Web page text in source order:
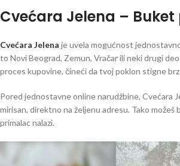
Cvećara Jelena –
Cvećara Jelena je uvela mogućnost
to Novi Beograd, Zemun, Vračar ili neki drugi
proces kupovine, čineći da tvoj poklon stigne
Pored jednostavne online narudžbine, Cvećara
mirisan, direktno na željenu adresu. Tako
primalac nalazi.